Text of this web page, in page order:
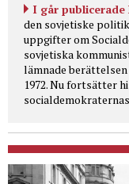
I går
den sovjetiske
uppgifter om
sovjetiska
lämnade
1972. Nu fortsätter